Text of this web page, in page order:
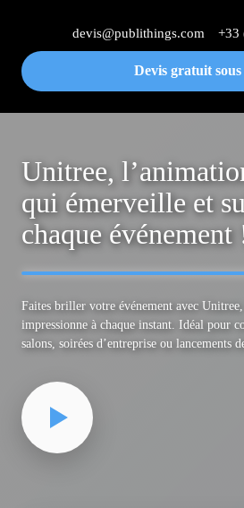
devis@publithings.com +33
Devis gratuit sous
Unitree,
qui émerveille et
chaque événement
Faites briller votre événement avec
impressionne à chaque instant. Idéal pour
salons, soirées d’entreprise ou lancements